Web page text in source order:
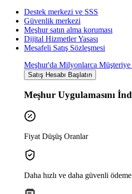
Destek merkezi ve SSS
Güvenlik merkezi
Meşhur satın alma koruması
Dijital Hizmetler Yasası
Mesafeli Satış Sözleşmesi
Meşhur'da Milyonlarca Müşteriye
Satış Hesabı Başlatın
Meşhur Uygulamasını
Fiyat Düşüş Oranlar
Daha hızlı ve daha güvenli ödeme